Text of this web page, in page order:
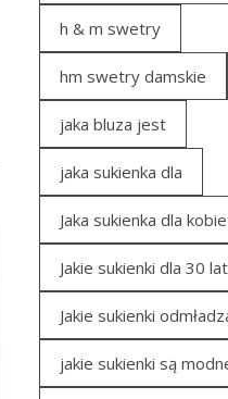
h & m swetry
hm swetry damskie
jaka bluza jest
jaka sukienka dla
Jaka sukienka dla
Jakie sukienki dla 30
Jakie sukienki
jakie sukienki są